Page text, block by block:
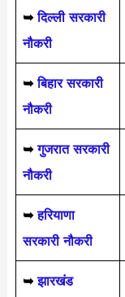
➥ दिल्ली सरकारी
नौकरी
➥बिहार सरकारी
नौकरी
➥ गुजरात सरकारी
नौकरी
➥हरियाणा
सरकारी नौकरी
➥ झारखंड